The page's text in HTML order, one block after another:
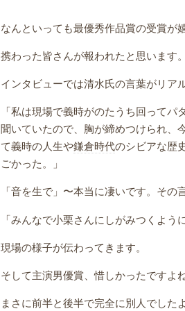
なんといっても最優秀作品賞の受賞が
携わった皆さんが報われたと思います
インタビューでは清水氏の言葉がリア
「私は現場で義時がのたうち回って
聞いていたので、胸が締めつけられ、
て義時の人生や鎌倉時代のシビアな歴
ごかった。」
「音を生で」〜本当に凄いです。そ
「みんなで小栗さんにしがみつくよ
現場の様子が伝わってきます。
そして主演男優賞、惜しかったですよ
まさに前半と後半で完全に別人でした